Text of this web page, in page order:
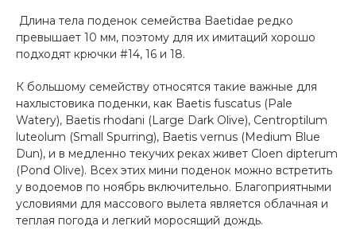
Длина тела поденок семейства Baetidae редко
превышает 10 мм, поэтому для их имитаций хорошо
подходят крючки #14, 16 и 18.
К большому семейству относятся такие важные для
нахлыстовика поденки, как Baetis fuscatus (Pale
Watery), Baetis rhodani (Large Dark Olive), Centroptilum
luteolum (Small Spurring), Baetis vernus (Medium Blue
Dun), и в медленно текучих реках живет Cloen dipterum
(Pond Olive). Всех этих мини поденок можно встретить
у водоемов по ноябрь включительно. Благоприятными
условиями для массового вылета является облачная и
теплая погода и легкий моросящий дождь.